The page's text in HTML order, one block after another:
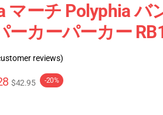
マーチ Polyphia バ
ーカーパーカー
reviews)
$42.95 -20%